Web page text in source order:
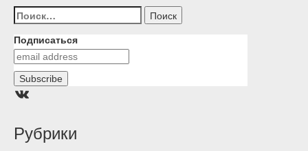
Найти:
Подписаться
Группа ВКонтакте
Рубрики